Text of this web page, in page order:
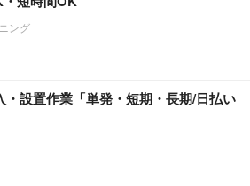
ング
・設置作業「単発・短期・長期/日払い